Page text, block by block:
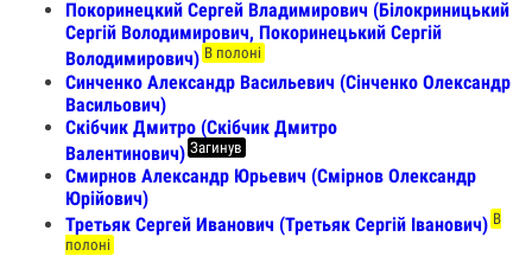
Покоринецкий Сергей Владимирович (Білокриницький
Сергій Володимирович, Покоринецький Сергій
Володимирович) В полоні
Синченко Александр Васильевич (Сінченко Олександр
Васильович)
Скібчик Дмитро (Скібчик Дмитро
Валентинович) Загинув
Смирнов Александр Юрьевич (Смірнов Олександр
Юрійович)
Третьяк Сергей Иванович (Третьяк Сергій Іванович) В
полоні